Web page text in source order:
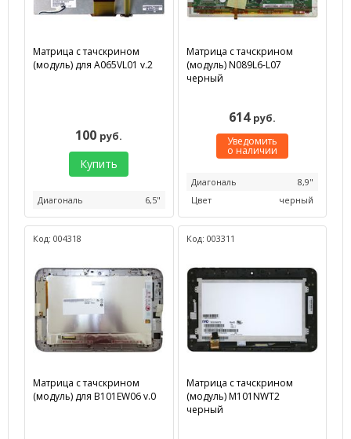
Матрица с тачскрином
(модуль) для A065VL01 v.2
100 руб.
Купить
Диагональ 6,5"
Матрица с тачскрином
(модуль) N089L6-L07
черный
614 руб.
Уведомить
о наличии
Диагональ
8,9"
Цвет
черный
Код: 004318
Матрица с тачскрином
(модуль) для B101EW06 v.0
Код: 003311
Матрица с тачскрином
(модуль) M101NWT2
черный